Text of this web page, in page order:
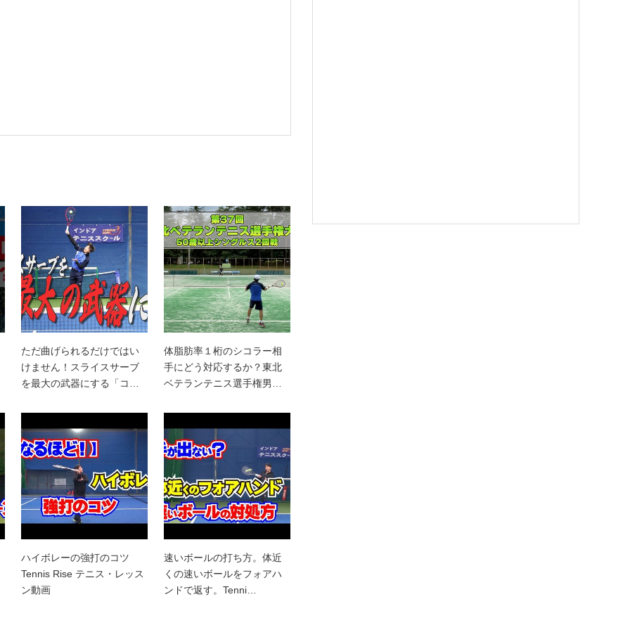
ただ曲げられるだけではい
けません！スライスサーブ
を最大の武器にする「コ…
体脂肪率１桁のシコラー相
手にどう対応するか？東北
ベテランテニス選手権男…
ハイボレーの強打のコツ
Tennis Rise テニス・レッス
ン動画
速いボールの打ち方。体近
くの速いボールをフォアハ
ンドで返す。Tenni…